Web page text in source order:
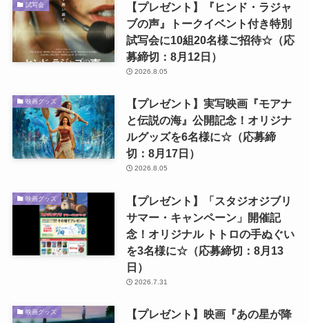
試写会
【プレゼント】『ヒンド・ラジャ
ブの声』トークイベント付き特別
試写会に10組20名様ご招待☆（応
募締切：8月12日）
2026.8.05
映画グッズ
【プレゼント】実写映画『モアナ
と伝説の海』公開記念！オリジナ
ルグッズを6名様に☆（応募締
切：8月17日）
2026.8.05
映画グッズ
【プレゼント】「スタジオジブリ
サマー・キャンペーン」開催記
念！オリジナル トトロの手ぬぐい
を3名様に☆（応募締切：8月13
日）
2026.7.31
映画グッズ
【プレゼント】映画『あの星が降